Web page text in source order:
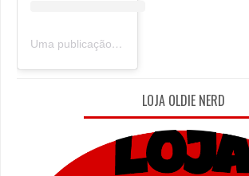
Uma publicação compartilhada por Oldie Nerd (@oldie_nerd)
LOJA OLDIE NERD